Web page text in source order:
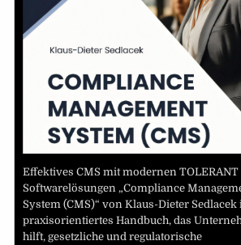
Effektives CMS mit modernen TOLERANT
Softwarelösungen „Compliance
System (CMS)“ von Klaus-Dieter Sedlacek
praxisorientiertes Handbuch, das
hilft, gesetzliche und regulatorische